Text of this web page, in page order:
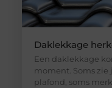
Daklekkage
Een daklekkage
moment. Soms zie
plafond, soms